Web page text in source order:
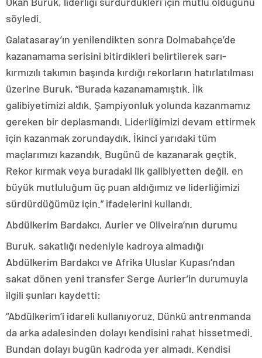
söyledi.
Galatasaray’ın yenilendikten sonra Dolmabahçe’de
kazanamama serisini bitirdikleri belirtilerek sarı-
kırmızılı takımın başında kırdığı rekorların hatırlatılması
üzerine Buruk, “Burada kazanamamıştık. İlk
galibiyetimizi aldık. Şampiyonluk yolunda kazanmamız
gereken bir deplasmandı. Liderliğimizi devam ettirmek
için kazanmak zorundaydık. İkinci yarıdaki tüm
maçlarımızı kazandık. Bugünü de kazanarak geçtik.
Rekor kırmak veya buradaki ilk galibiyetten değil, en
büyük mutluluğum üç puan aldığımız ve liderliğimizi
sürdürdüğümüz için.” ifadelerini kullandı.
Abdülkerim Bardakcı, Aurier ve Oliveira’nın durumu
Buruk, sakatlığı nedeniyle kadroya almadığı
Abdülkerim Bardakcı ve Afrika Uluslar Kupası’ndan
sakat dönen yeni transfer Serge Aurier’in durumuyla
ilgili şunları kaydetti:
“Abdülkerim’i idareli kullanıyoruz. Dünkü antrenmanda
da arka adalesinden dolayı kendisini rahat hissetmedi.
Bundan dolayı bugün kadroda yer almadı. Kendisi